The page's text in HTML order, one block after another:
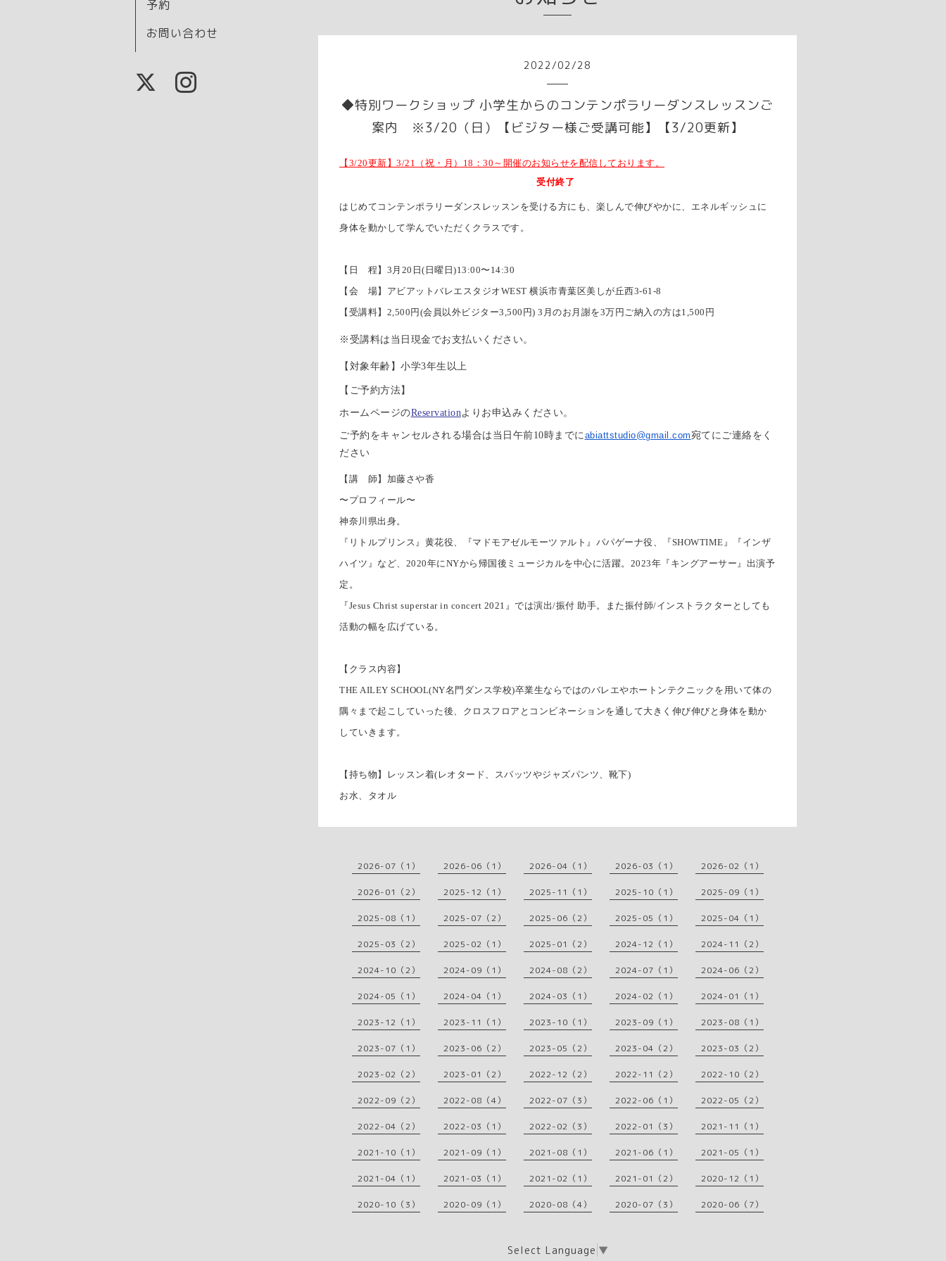
予約
お問い合わせ
2022/02/28
◆特別ワークショップ 小学生からのコンテンポラリーダンスレッスンご
案内 ※3/20（日）【ビジター様ご受講可能】【3/20更新】
【3/20更新】3/21（祝・月）18：30～開催のお知らせを配信しております。
受付終了
はじめてコンテンポラリーダンスレッスンを受ける方にも、楽しんで伸びやかに、エネルギッシュに
身体を動かして学んでいただくクラスです。
【日 程】3月20日(日曜日)13:00〜14:30
【会 場】アビアットバレエスタジオWEST 横浜市青葉区美しが丘西3-61-8
【受講料】2,500円(会員以外ビジター3,500円) 3月のお月謝を3万円ご納入の方は1,500円
※受講料は当日現金でお支払いください。
【対象年齢】小学3年生以上
【ご予約方法】
ホームページのReservationよりお申込みください。
ご予約をキャンセルされる場合は当日午前10時までにabiattstudio@gmail.com宛てにご連絡をく
ださい
【講 師】加藤さや香
〜プロフィール〜
神奈川県出身。
『リトルプリンス』黄花役、『マドモアゼルモーツァルト』パパゲーナ役、『SHOWTIME』『インザ
ハイツ』など、2020年にNYから帰国後ミュージカルを中心に活躍。2023年『キングアーサー』出演予
定。
『Jesus Christ superstar in concert 2021』では演出/振付 助手。また振付師/インストラクターとしても
活動の幅を広げている。
【クラス内容】
THE AILEY SCHOOL(NY名門ダンス学校)卒業生ならではのバレエやホートンテクニックを用いて体の
隅々まで起こしていった後、クロスフロアとコンビネーションを通して大きく伸び伸びと身体を動か
していきます。
【持ち物】レッスン着(レオタード、スパッツやジャズパンツ、靴下)
お水、タオル
2026-07（1） 2026-06（1） 2026-04（1） 2026-03（1） 2026-02（1）
2026-01（2） 2025-12（1） 2025-11（1） 2025-10（1） 2025-09（1）
2025-08（1） 2025-07（2） 2025-06（2） 2025-05（1） 2025-04（1）
2025-03（2） 2025-02（1） 2025-01（2） 2024-12（1） 2024-11（2）
2024-10（2） 2024-09（1） 2024-08（2） 2024-07（1） 2024-06（2）
2024-05（1） 2024-04（1） 2024-03（1） 2024-02（1） 2024-01（1）
2023-12（1） 2023-11（1） 2023-10（1） 2023-09（1） 2023-08（1）
2023-07（1） 2023-06（2） 2023-05（2） 2023-04（2） 2023-03（2）
2023-02（2） 2023-01（2） 2022-12（2） 2022-11（2） 2022-10（2）
2022-09（2） 2022-08（4） 2022-07（3） 2022-06（1） 2022-05（2）
2022-04（2） 2022-03（1） 2022-02（3） 2022-01（3） 2021-11（1）
2021-10（1） 2021-09（1） 2021-08（1） 2021-06（1） 2021-05（1）
2021-04（1） 2021-03（1） 2021-02（1） 2021-01（2） 2020-12（1）
2020-10（3） 2020-09（1） 2020-08（4） 2020-07（3） 2020-06（7）
Select Language ▼